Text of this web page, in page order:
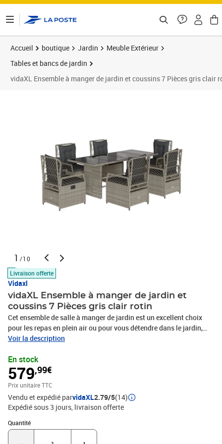
Accueil boutique Jardin
Meuble Extérieur
Tables et bancs de jardin
vidaXL Ensemble à manger de jardin et coussins 7 Pièces gris clair
1 /10
Livraison offerte
Vidaxl
vidaXL Ensemble à manger de jardin et
coussins 7 Pièces gris clair rotin
Cet ensemble de salle à manger de jardin est un excellent choix
pour les repas en plein air ou pour vous détendre dans le jardin,
dans l'arrière-cour ou sur la terrasse. Matériau durable : la résine
matériau synthétique solide et nécessitant peu d'entretien qui
ressemble au rotin naturel. Il est léger, facile à nettoyer et
couramment utilisé pour les meubles d'extérieur en raison de sa
durabilité et de ses propriétés de résistance aux
intempéries.Dossier réglable : ce siège de jardin est doté d'une
poignée. Vous pouvez régler le dossier dans n'importe quelle
position en tirant sur la poignée et le remettre rapidement dans sa
position initiale.Expérience d'assise confortable : ce mobilier
Voir la description
En stock
579,99€
Prix unitaire TTC
Vendu et expédié parvidaXL2.79/5(14)
Expédié sous 3 jours livraison offerte
Quantité
Quantité : 1